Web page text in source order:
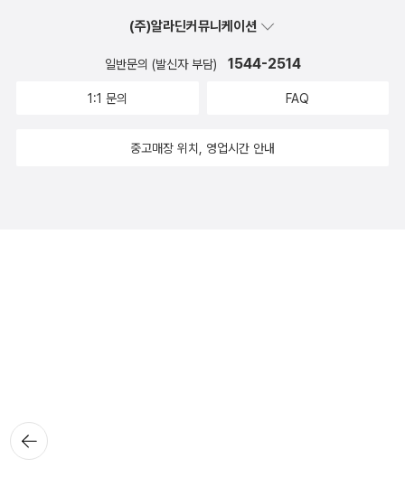
뒤로가
기
(주)알라딘커뮤니케이션
일반문의 (발신자 부담) 1544-2514
1:1 문의 FAQ
중고매장 위치, 영업시간 안내